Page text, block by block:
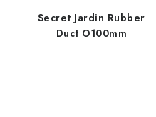
Secret Jardin Rubber
Duct O100mm